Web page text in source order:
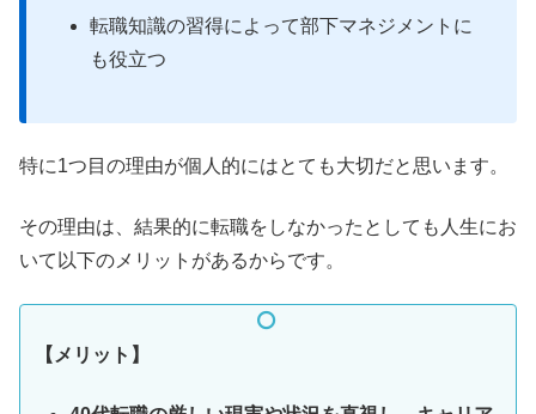
転職知識の習得によって部下マネジメントに
も役立つ
特に1つ目の理由が個人的にはとても大切だと思います。
その理由は、結果的に転職をしなかったとしても人生にお
いて以下のメリットがあるからです。
【メリット】